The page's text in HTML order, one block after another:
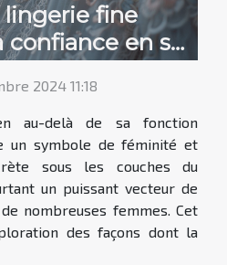
fine
en soi
2024 11:18
au-delà de sa fonction
un symbole de féminité et
sous les couches du
un puissant vecteur de
nombreuses femmes. Cet
des façons dont la